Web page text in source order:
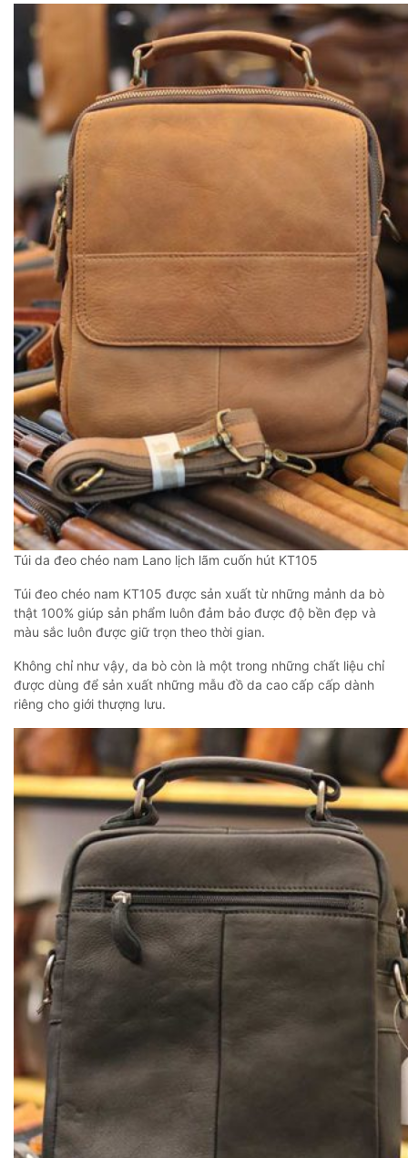
Túi da đeo chéo nam Lano lịch lãm cuốn hút KT105
Túi đeo chéo nam KT105 được sản xuất từ những mảnh da bò
thật 100% giúp sản phẩm luôn đảm bảo được độ bền đẹp và
màu sắc luôn được giữ trọn theo thời gian.
Không chỉ như vậy, da bò còn là một trong những chất liệu chỉ
được dùng để sản xuất những mẫu đồ da cao cấp cấp dành
riêng cho giới thượng lưu.